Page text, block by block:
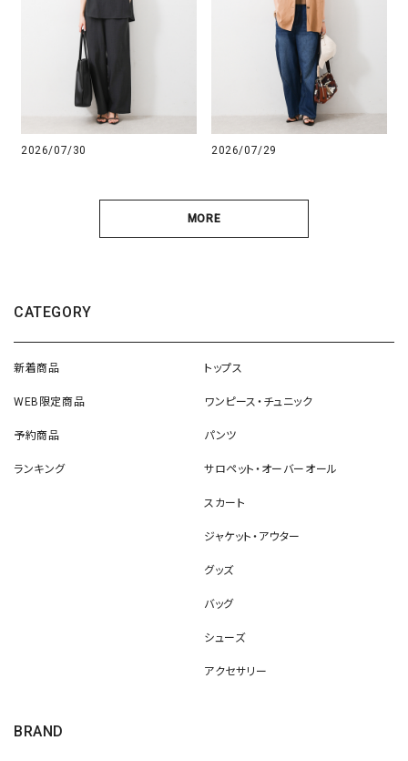
2026/07/30 2026/07/29
MORE
CATEGORY
新着商品
WEB限定商品
予約商品
ランキング
トップス
ワンピース・チュニック
パンツ
サロペット・オーバーオール
スカート
ジャケット・アウター
グッズ
バッグ
シューズ
アクセサリー
BRAND